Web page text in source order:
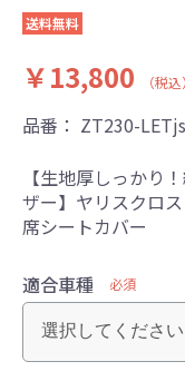
送料無料
￥13,800 （税込）
品番： ZT230-
【生地厚しっかり
ザー】ヤリスクロ
席シートカバー
適合車種 必須